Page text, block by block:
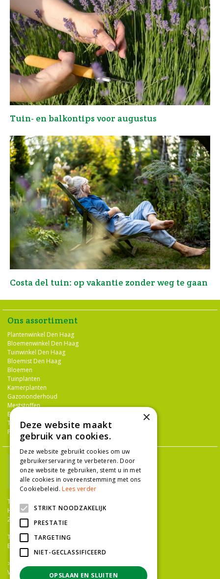
Tuin- en balkontips voor augustus
Costa del tuin: op vakantie zonder weg te gaan
Ons assortiment
Plantenwinkel Den Haag
Bloemenwinkel Den Haag
Tuinwinkel Den Haag
Bloemist Den Haag
Bloemen
Tuinplanten
Kamerplanten
Gazononderhoud
Meststoffen
Bestrijdingsmiddelen
Tuingereedschap
Potterie
TUINCENTRUM NIEUW-HANENBURG
Hanenburglaan 266
2565 HC Den Haag
T.
070 36 052 92
E.
>>
Vacatures
×
Deze website maakt
gebruik van cookies.
Deze website gebruikt cookies om uw
gebruikerservaring te verbeteren. Door
onze website te gebruiken, stemt u in met
alle cookies in overeenstemming met ons
Cookiebeleid.Lees verder
STRIKT NOODZAKELIJK
PRESTATIE
TARGETING
NIET-GECLASSIFICEERD
OPSLAAN EN SLUITEN